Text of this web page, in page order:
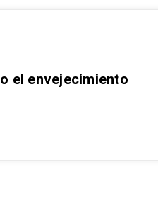
el envejecimiento